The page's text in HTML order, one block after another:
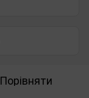
Порівняти